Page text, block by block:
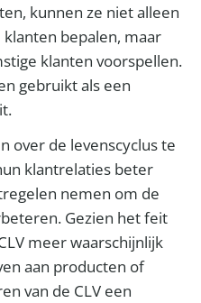
kunnen ze niet alleen
bepalen, maar
klanten voorspellen.
gebruikt als een
over de levenscyclus te
klantrelaties beter
nemen om de
Gezien het feit
meer waarschijnlijk
aan producten of
van de CLV een